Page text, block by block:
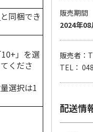
と同梱でき
」を選
くださ
選択は1
販売期間
2024年
販売者：
TEL：
配送情